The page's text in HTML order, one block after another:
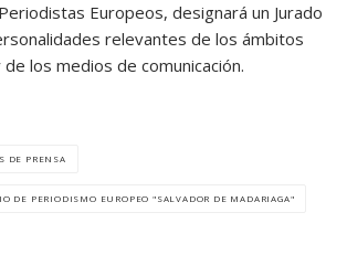
Europeos, designará un Jurado
relevantes de los ámbitos
los medios de comunicación.
DE PRENSA
DE PERIODISMO EUROPEO "SALVADOR DE MADARIAGA"